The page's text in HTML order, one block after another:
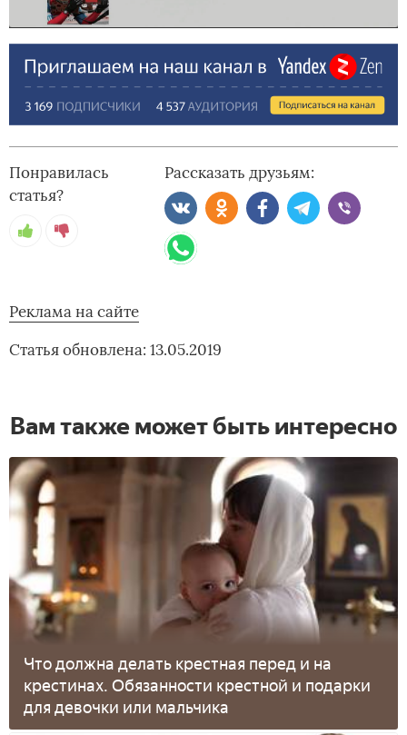
Понравилась
статья?
Рассказать друзьям:
Реклама на сайте
Статья обновлена: 13.05.2019
Вам также может быть интересно
Что должна делать крестная перед и на
крестинах. Обязанности крестной и подарки
для девочки или мальчика